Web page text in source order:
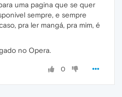
uma pagina que se quer
sempre, e sempre
pra ler mangá, pra mim, é
no Opera.
0